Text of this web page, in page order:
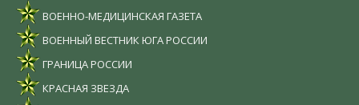
ВОЕННО-МЕДИЦИНСКАЯ ГАЗЕТА
ВОЕННЫЙ ВЕСТНИК ЮГА РОССИИ
ГРАНИЦА РОССИИ
КРАСНАЯ ЗВЕЗДА